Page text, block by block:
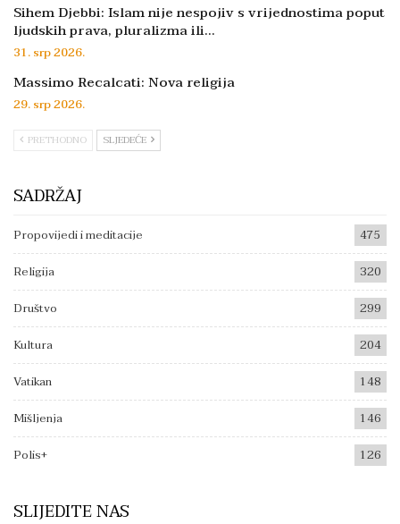
Sihem Djebbi: Islam nije nespojiv s vrijednostima poput
ljudskih prava, pluralizma ili…
31. srp 2026.
Massimo Recalcati: Nova religija
29. srp 2026.
PRETHODNO SLJEDEĆE
SADRŽAJ
Propovijedi i meditacije
475
Religija
320
Društvo
299
Kultura
204
Vatikan
148
Mišljenja
146
Polis+
126
SLIJEDITE NAS